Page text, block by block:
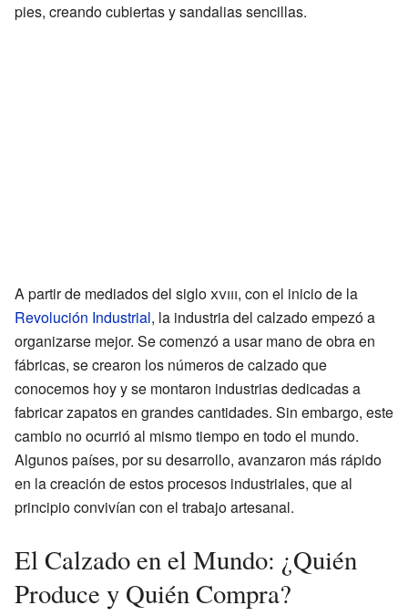
pies, creando cubiertas y sandalias sencillas.
A partir de mediados del sigloxviii, con el inicio de la
Revolución Industrial, la industria del calzado empezó a
organizarse mejor. Se comenzó a usar mano de obra en
fábricas, se crearon los números de calzado que
conocemos hoy y se montaron industrias dedicadas a
fabricar zapatos en grandes cantidades. Sin embargo, este
cambio no ocurrió al mismo tiempo en todo el mundo.
Algunos países, por su desarrollo, avanzaron más rápido
en la creación de estos procesos industriales, que al
principio convivían con el trabajo artesanal.
El Calzado en el Mundo: ¿Quién
Produce y Quién Compra?